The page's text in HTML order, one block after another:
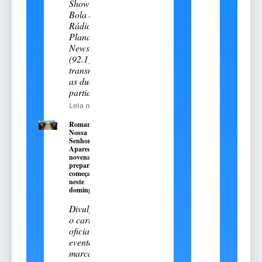
Show de
Bola da
Rádio
Planalto
News
(92.1)
transmitiu
as duas
partidas
Leia mais
Romaria de
Nossa
Senhora
Aparecida:
novena
preparatória
começa
neste
domingo, 9
Divulgado
o cartal
oficial do
evento
marcado